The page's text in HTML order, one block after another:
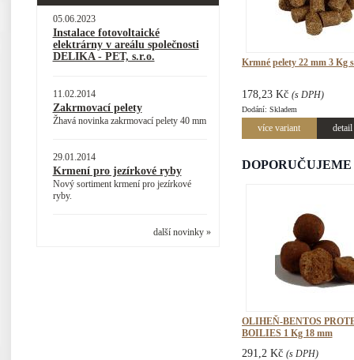
05.06.2023
Instalace fotovoltaické
elektrárny v areálu společnosti
DELIKA - PET, s.r.o.
11.02.2014
Zakrmovací pelety
Žhavá novinka zakrmovací pelety 40 mm
29.01.2014
Krmení pro jezírkové ryby
Nový sortiment krmení pro jezírkové
ryby.
další novinky »
Krmné pelety 22 mm 3 Kg
178,23 Kč (s DPH)
Dodání: Skladem
více variant detail
DOPORUČUJEME
OLIHEŇ-BENTOS
BOILIES 1 Kg 18 mm
291,2 Kč (s DPH)